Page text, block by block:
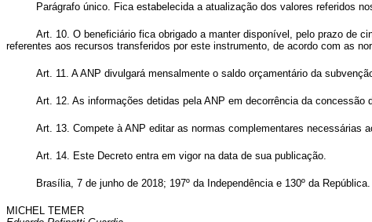
Parágrafo único. Fica estabelecida a atualização dos valores referidos
Art. 10. O beneficiário fica obrigado a manter disponível, pelo prazo de
referentes aos recursos transferidos por este instrumento, de acordo com as
Art. 11. A ANP divulgará mensalmente o saldo orçamentário da
Art. 12. As informações detidas pela ANP em decorrência da
Art. 13. Compete à ANP editar as normas complementares necessárias
Art. 14. Este Decreto entra em vigor na data de sua publicação.
Brasília, 7 de junho de 2018; 197º da Independência e 130º da República.
MICHEL TEMER